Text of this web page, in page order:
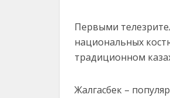
Первыми
национальных
традиционном
Жалгасбек –